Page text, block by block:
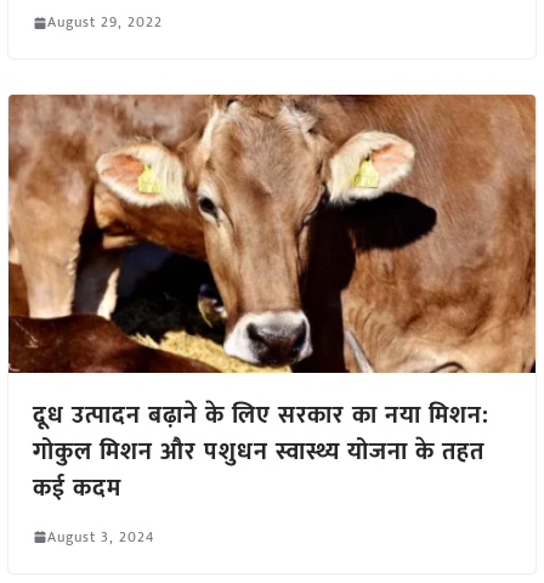
August 29, 2022
दूध उत्पादन बढ़ाने के लिए सरकार का नया मिशन:
गोकुल मिशन और पशुधन स्वास्थ्य योजना के तहत
कई कदम
August 3, 2024